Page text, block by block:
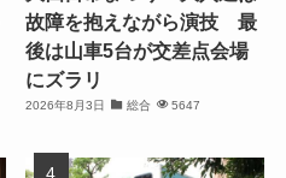
故障を抱えながら演技 最
後は山車5台が交差点会場
にズラリ
2026年8月3日 総合 5647